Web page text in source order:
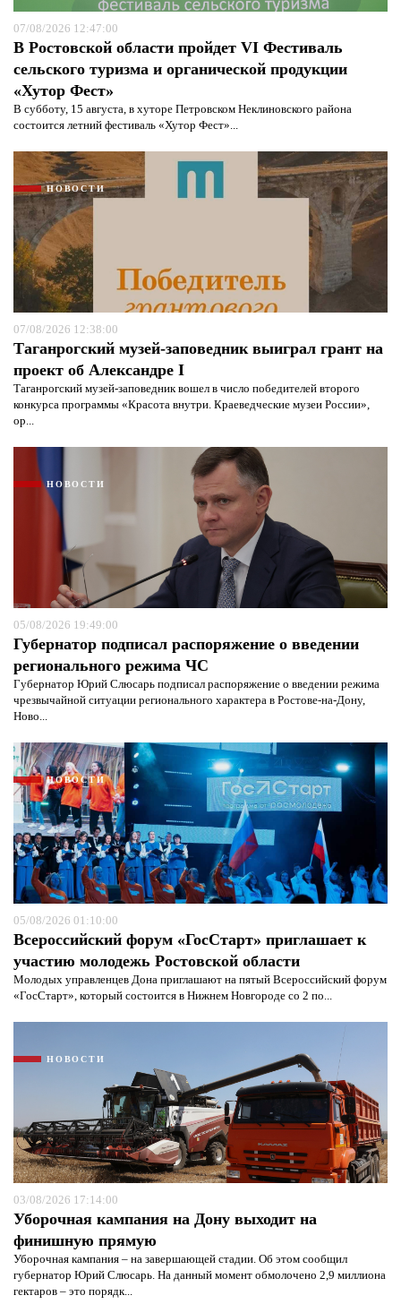
07/08/2026 12:47:00
В Ростовской области пройдет VI Фестиваль
сельского туризма и органической продукции
«Хутор Фест»
В субботу, 15 августа, в хуторе Петровском Неклиновского района
состоится летний фестиваль «Хутор Фест»...
НОВОСТИ
07/08/2026 12:38:00
Таганрогский музей-заповедник выиграл грант на
проект об Александре I
Таганрогский музей-заповедник вошел в число победителей второго
конкурса программы «Красота внутри. Краеведческие музеи России»,
ор...
НОВОСТИ
05/08/2026 19:49:00
Губернатор подписал распоряжение о введении
регионального режима ЧС
Губернатор Юрий Слюсарь подписал распоряжение о введении режима
чрезвычайной ситуации регионального характера в Ростове-на-Дону,
Ново...
НОВОСТИ
05/08/2026 01:10:00
Всероссийский форум «ГосСтарт» приглашает к
участию молодежь Ростовской области
Молодых управленцев Дона приглашают на пятый Всероссийский форум
«ГосСтарт», который состоится в Нижнем Новгороде со 2 по...
НОВОСТИ
03/08/2026 17:14:00
Уборочная кампания на Дону выходит на
финишную прямую
Уборочная кампания – на завершающей стадии. Об этом сообщил
губернатор Юрий Слюсарь. На данный момент обмолочено 2,9 миллиона
гектаров – это порядк...